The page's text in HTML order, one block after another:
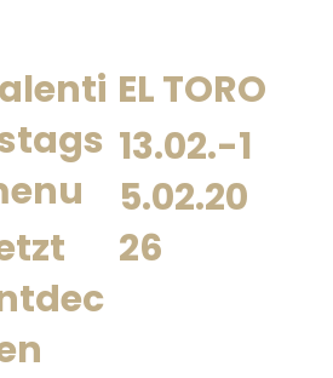
EL TORO
13.02.-1
5.02.20
26